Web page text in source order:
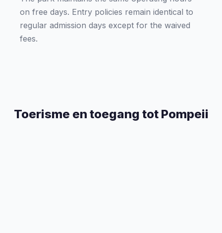
on free days. Entry policies remain identical to
regular admission days except for the waived
fees.
Toerisme en toegang tot Pompeii